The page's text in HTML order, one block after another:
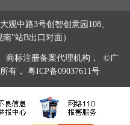
中路3号创智创意园108、
”站B出口对面）
商标注册备案代理机构， ©广
有， 粤ICP备09037611号